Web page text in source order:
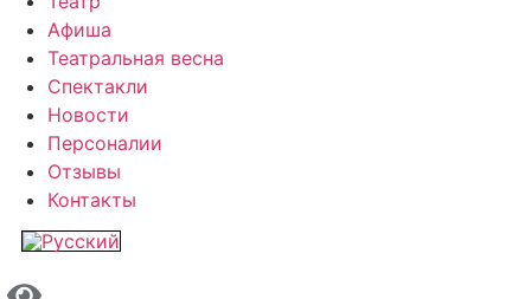
Афиша
Театральная весна
Спектакли
Новости
Персоналии
Отзывы
Контакты